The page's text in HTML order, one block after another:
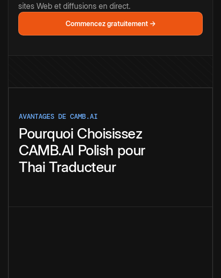
sites Web et diffusions en direct.
Commencez gratuitement →
AVANTAGES DE CAMB.AI
Pourquoi Choisissez
CAMB.AI Polish pour
Thai Traducteur